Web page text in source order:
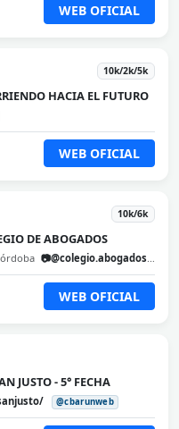
WEB OFICIAL
10k/2k/5k
HACIA EL FUTURO
WEB OFICIAL
10k/6k
DE ABOGADOS
📷@colegio.abogados.cordoba
WEB OFICIAL
JUSTO - 5° FECHA
@cbarunweb